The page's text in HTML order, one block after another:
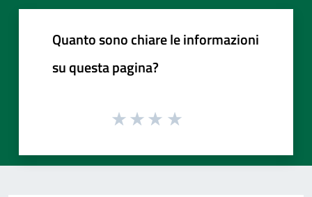
Quanto sono chiare le informazioni
su questa pagina?